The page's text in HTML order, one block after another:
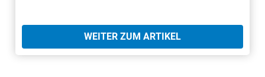
WEITER ZUM ARTIKEL